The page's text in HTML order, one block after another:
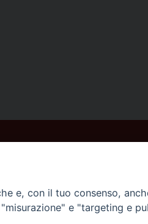
e, con il tuo consenso,
e "targeting e